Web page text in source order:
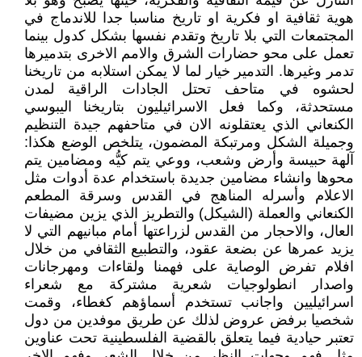
هوية ثقافية او فكرية او تاريخ مناسبا جدا للاندماج في
المجتمعات التي بلا تاريخ وتقدم نفسها بشكل كدول بينما
تعمل على محو حضارات الشرق والامم الاخرى بتدميرها
تدمر وغيرها. التدمير خيار لما لا يمكن استلابه من تاريخنا
لحشوه في متاحف تحتل الجادات الراقية لمدن
مستحدثة، وكما فعل الاسرائيليون بتاريخنا اليبوسي
الكنعاني الذي يعتقلونه الان في متاحفهم جيدة التنظيم
وجميلة الشكل ومرتبكة المضمون، يتلخص الوضع هكذا:
آلهة حبيسة وأرض وشعب، ووعي يتم كيُّه ومضامين يتم
محوها وانشاء مضامين جديدة باستخدام عدة أدوات مثل
الاعلام وأسرله المناهج في القدس وسرقة المطعم
الكنعاني والعملة (الشيكل) والتطريز الذي يزين مضيفات
العال، والاحجار من القدس لزراعتها أمام مبانيهم التي لا
يزيد عمرها عن بضعة عقود، والتطبيع الثقافي من خلال
افلام تفرض الوصاية على فهمنا ولقاءات ومهرجانات
واصدار انطولوجيات شعرية مشتركة مع شعراء
اسرائيليين واجانب تستخدم أسماؤهم كغطاء، وقمت
شخصيا برفض عروض لذلك عن طريق موفدين من دول
تعتبر حيادية فيما يتعلق بالقضية الفلسطينية تحت عناوين